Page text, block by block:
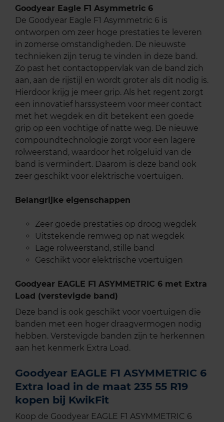
Goodyear Eagle F1 Asymmetric 6
De Goodyear Eagle F1 Asymmetric 6 is
ontworpen om zeer hoge prestaties te leveren
in zomerse omstandigheden. De nieuwste
technieken zijn terug te vinden in deze band.
Zo past het contactoppervlak van de band zich
aan, aan de rijstijl en wordt groter als dit nodig is.
Hierdoor krijg je meer grip. Als het regent zorgt
een innovatief harssysteem voor meer contact
met het wegdek en dit betekent een goede
grip op een vochtige of natte weg. De nieuwe
compoundtechnologie zorgt voor een lagere
rolweerstand, waardoor het rolgeluid van de
band is vermindert. Daarom is deze band ook
zeer geschikt voor elektrische voertuigen.
Belangrijke eigenschappen
Zeer goede prestaties op droog wegdek
Uitstekende remweg op nat wegdek
Lage rolweerstand, stille band
Geschikt voor elektrische voertuigen
Goodyear EAGLE F1 ASYMMETRIC 6 met Extra
Load (verstevigde band)
Deze band is ook geschikt voor voertuigen die
banden met een hoger draagvermogen nodig
hebben. Verstevigde banden zijn te herkennen
aan het kenmerk Extra Load.
Goodyear EAGLE F1 ASYMMETRIC 6
Extra load in de maat 235 55 R19
kopen bij KwikFit
Koop de Goodyear EAGLE F1 ASYMMETRIC 6